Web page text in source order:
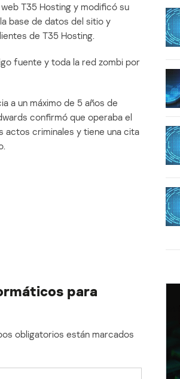
T35 Hosting y modificó su
base de datos del sitio y
de T35 Hosting.
fuente y toda la red zombi por
a un máximo de 5 años de
confirmó que operaba el
actos criminales y tiene una cita
para
obligatorios están marcados